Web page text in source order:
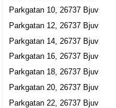
Parkgatan 10, 26737 Bjuv
Parkgatan 12, 26737 Bjuv
Parkgatan 14, 26737 Bjuv
Parkgatan 16, 26737 Bjuv
Parkgatan 18, 26737 Bjuv
Parkgatan 20, 26737 Bjuv
Parkgatan 22, 26737 Bjuv